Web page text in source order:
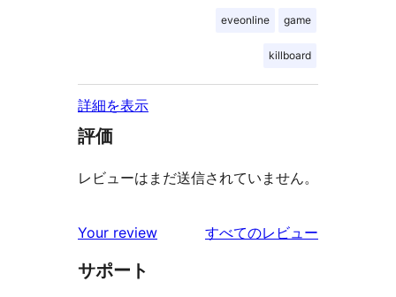
eveonline game
killboard
詳細を表示
評価
レビューはまだ送信されていません。
Your review すべてのレビュー
サポート